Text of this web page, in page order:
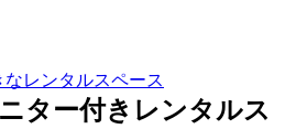
レンタルスペース
ター付きレンタルス